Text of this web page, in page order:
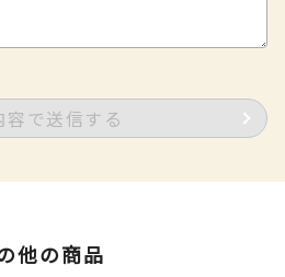
容で送信する
他の商品